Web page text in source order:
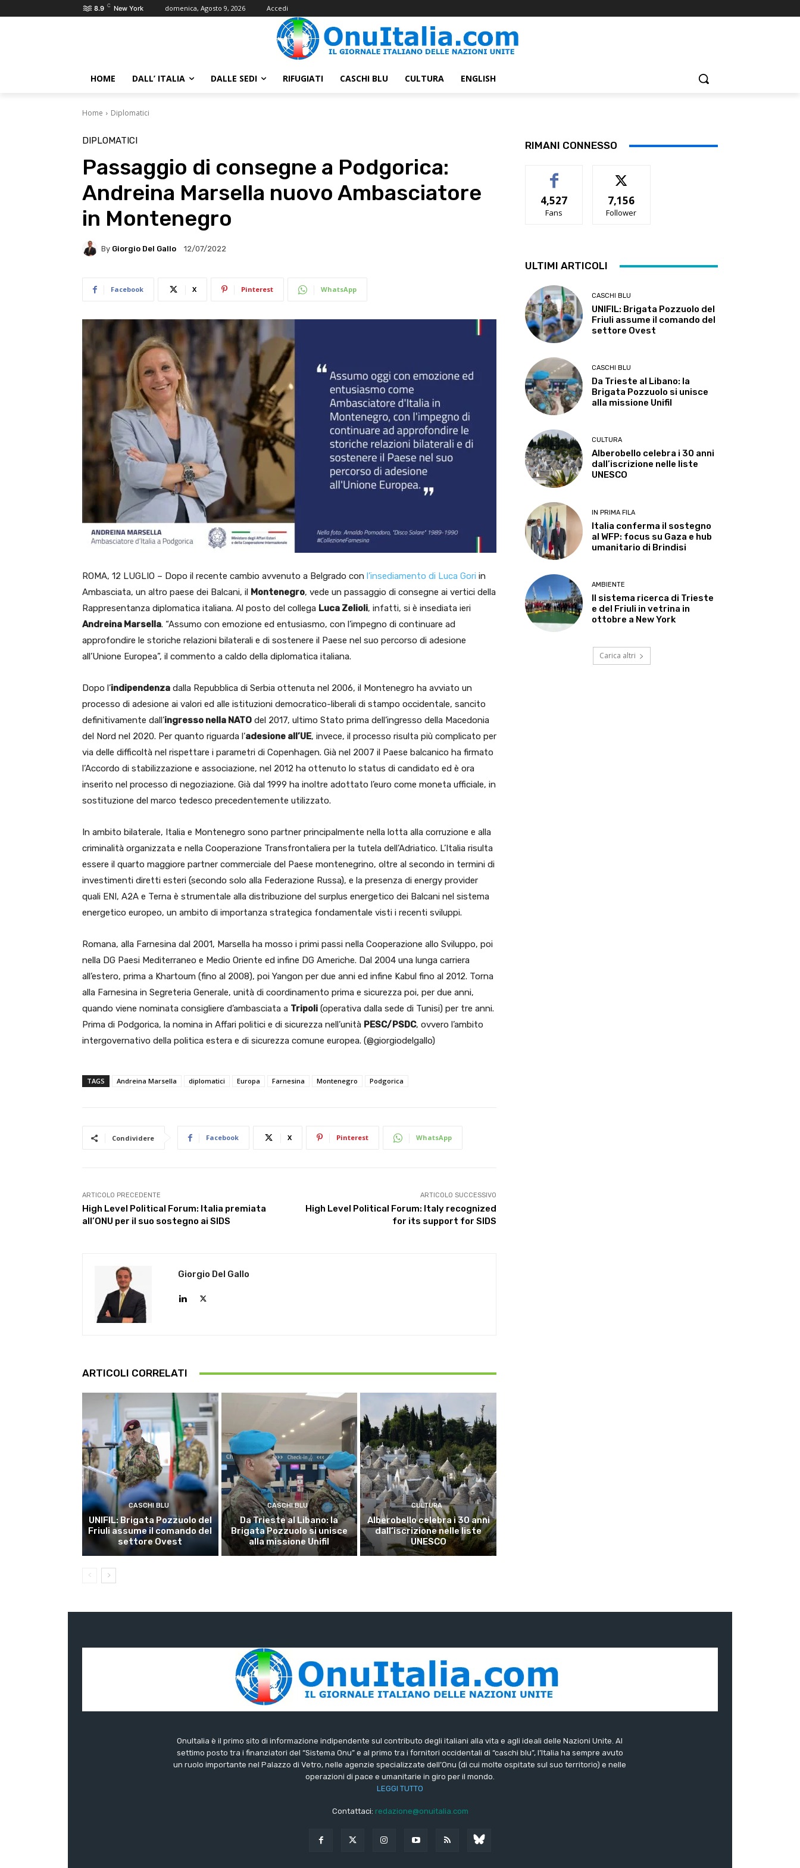
8.9 C New York domenica, Agosto 9, 2026 Accedi
HOME DALL’ ITALIA DALLE SEDI RIFUGIATI CASCHI BLU CULTURA ENGLISH
Home Diplomatici
DIPLOMATICI
Passaggio di consegne a Podgorica:
Andreina Marsella nuovo Ambasciatore
in Montenegro
By Giorgio Del Gallo 12/07/2022
Facebook X Pinterest WhatsApp
ROMA, 12 LUGLIO – Dopo il recente cambio avvenuto a Belgrado con l’insediamento di Luca Gori in
Ambasciata, un altro paese dei Balcani, il Montenegro, vede un passaggio di consegne ai vertici della
Rappresentanza diplomatica italiana. Al posto del collega Luca Zelioli, infatti, si è insediata ieri
Andreina Marsella. “Assumo con emozione ed entusiasmo, con l’impegno di continuare ad
approfondire le storiche relazioni bilaterali e di sostenere il Paese nel suo percorso di adesione
all’Unione Europea”, il commento a caldo della diplomatica italiana.
Dopo l’indipendenza dalla Repubblica di Serbia ottenuta nel 2006, il Montenegro ha avviato un
processo di adesione ai valori ed alle istituzioni democratico-liberali di stampo occidentale, sancito
definitivamente dall’ingresso nella NATO del 2017, ultimo Stato prima dell’ingresso della Macedonia
del Nord nel 2020. Per quanto riguarda l’adesione all’UE, invece, il processo risulta più complicato per
via delle difficoltà nel rispettare i parametri di Copenhagen. Già nel 2007 il Paese balcanico ha firmato
l’Accordo di stabilizzazione e associazione, nel 2012 ha ottenuto lo status di candidato ed è ora
inserito nel processo di negoziazione. Già dal 1999 ha inoltre adottato l’euro come moneta ufficiale, in
sostituzione del marco tedesco precedentemente utilizzato.
In ambito bilaterale, Italia e Montenegro sono partner principalmente nella lotta alla corruzione e alla
criminalità organizzata e nella Cooperazione Transfrontaliera per la tutela dell’Adriatico. L’Italia risulta
essere il quarto maggiore partner commerciale del Paese montenegrino, oltre al secondo in termini di
investimenti diretti esteri (secondo solo alla Federazione Russa), e la presenza di energy provider
quali ENI, A2A e Terna è strumentale alla distribuzione del surplus energetico dei Balcani nel sistema
energetico europeo, un ambito di importanza strategica fondamentale visti i recenti sviluppi.
Romana, alla Farnesina dal 2001, Marsella ha mosso i primi passi nella Cooperazione allo Sviluppo, poi
nella DG Paesi Mediterraneo e Medio Oriente ed infine DG Americhe. Dal 2004 una lunga carriera
all’estero, prima a Khartoum (fino al 2008), poi Yangon per due anni ed infine Kabul fino al 2012. Torna
alla Farnesina in Segreteria Generale, unità di coordinamento prima e sicurezza poi, per due anni,
quando viene nominata consigliere d’ambasciata a Tripoli (operativa dalla sede di Tunisi) per tre anni.
Prima di Podgorica, la nomina in Affari politici e di sicurezza nell’unità PESC/PSDC, ovvero l’ambito
intergovernativo della politica estera e di sicurezza comune europea. (@giorgiodelgallo)
TAGS Andreina Marsella diplomatici Europa Farnesina Montenegro Podgorica
Condividere Facebook X Pinterest WhatsApp
ARTICOLO PRECEDENTE
High Level Political Forum: Italia premiata
all’ONU per il suo sostegno ai SIDS
ARTICOLO SUCCESSIVO
High Level Political Forum: Italy recognized
for its support for SIDS
Giorgio Del Gallo
ARTICOLI CORRELATI
CASCHI BLU
UNIFIL: Brigata Pozzuolo del
Friuli assume il comando del
settore Ovest
CASCHI BLU
Da Trieste al Libano: la
Brigata Pozzuolo si unisce
alla missione Unifil
CULTURA
Alberobello celebra i 30 anni
dall’iscrizione nelle liste
UNESCO
RIMANI CONNESSO
4,527
Fans
7,156
Follower
ULTIMI ARTICOLI
CASCHI BLU
UNIFIL: Brigata Pozzuolo del
Friuli assume il comando del
settore Ovest
CASCHI BLU
Da Trieste al Libano: la
Brigata Pozzuolo si unisce
alla missione Unifil
CULTURA
Alberobello celebra i 30 anni
dall’iscrizione nelle liste
UNESCO
IN PRIMA FILA
Italia conferma il sostegno
al WFP: focus su Gaza e hub
umanitario di Brindisi
AMBIENTE
Il sistema ricerca di Trieste
e del Friuli in vetrina in
ottobre a New York
Carica altri
OnuItalia è il primo sito di informazione indipendente sul contributo degli italiani alla vita e agli ideali delle Nazioni Unite. Al
settimo posto tra i finanziatori del “Sistema Onu” e al primo tra i fornitori occidentali di “caschi blu”, l’Italia ha sempre avuto
un ruolo importante nel Palazzo di Vetro, nelle agenzie specializzate dell’Onu (di cui molte ospitate sul suo territorio) e nelle
operazioni di pace e umanitarie in giro per il mondo.
LEGGI TUTTO
Contattaci: redazione@onuitalia.com